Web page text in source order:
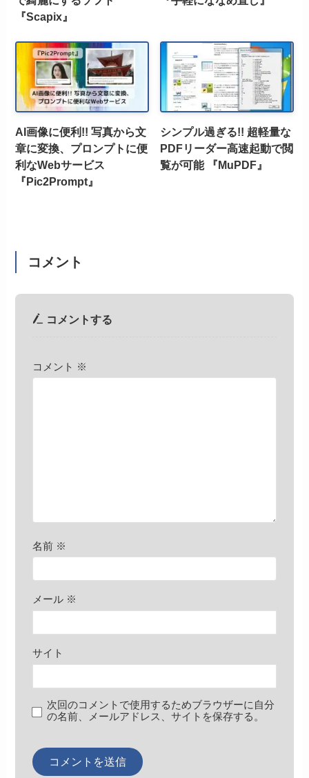
『Scapix』
AI画像に便利!! 写真から文
章に変換、プロンプトに便
利なWebサービス
『Pic2Prompt』
シンプル過ぎる!! 超軽量な
PDFリーダー高速起動で閲
覧が可能 『MuPDF』
コメント
コメントする
コメント ※
名前 ※
メール ※
サイト
次回のコメントで使用するためブラウザーに自分
の名前、メールアドレス、サイトを保存する。